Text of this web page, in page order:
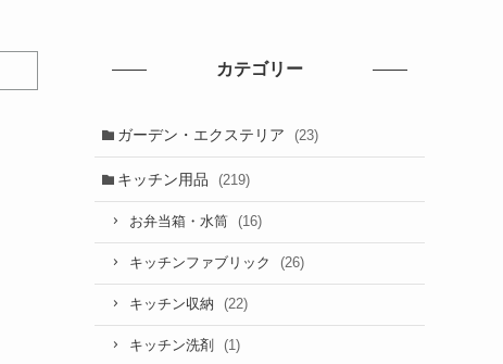
カテゴリー
ガーデン・エクステリア (23)
キッチン用品 (219)
お弁当箱・水筒 (16)
キッチンファブリック (26)
キッチン収納 (22)
キッチン洗剤 (1)